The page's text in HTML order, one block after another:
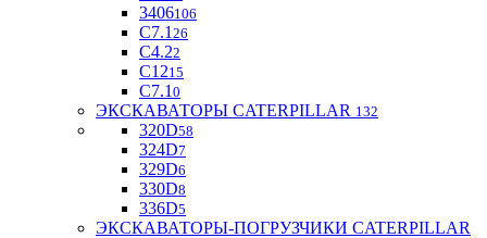
3406106
C7.1 26
C4.22
С1215
С7.1 0
ЭКСКАВАТОРЫ CATERPILLAR 132
320D58
324D7
329D6
330D8
336D5
ЭКСКАВАТОРЫ-ПОГРУЗЧИКИ CATERPILLAR